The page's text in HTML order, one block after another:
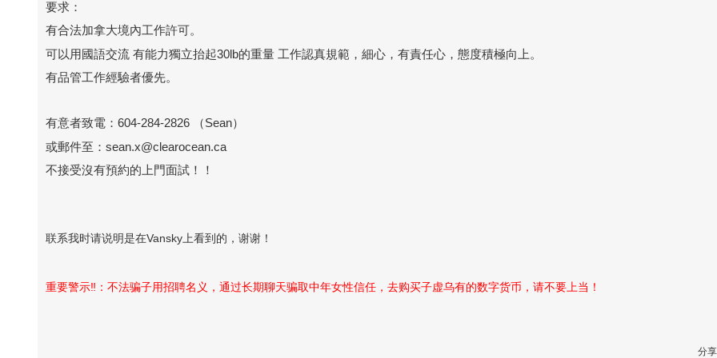
要求：
有合法加拿大境內工作許可。
可以用國語交流 有能力獨立抬起30lb的重量 工作認真規範，細心，有責任心，態度積極向上。
有品管工作經驗者優先。
有意者致電：604-284-2826 （Sean）
或郵件至：sean.x@clearocean.ca
不接受沒有預約的上門面試！！
联系我时请说明是在Vansky上看到的，谢谢！
重要警示‼️：不法骗子用招聘名义，通过长期聊天骗取中年女性信任，去购买子虚乌有的数字货币，请不要上当！
分